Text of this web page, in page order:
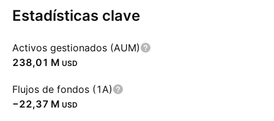
Estadísticas clave
Activos gestionados (AUM)
‪238,01 M‬ USD
Flujos de fondos (1A)
‪−22,37 M‬ USD